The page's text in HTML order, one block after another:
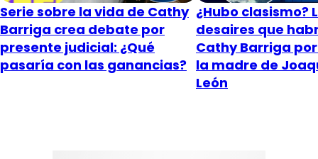
Serie sobre la vida de Cathy
Barriga crea debate por
presente judicial: ¿Qué
pasaría con las ganancias?
¿Hubo clasismo?
desaires que
Cathy Barriga
la madre de
León